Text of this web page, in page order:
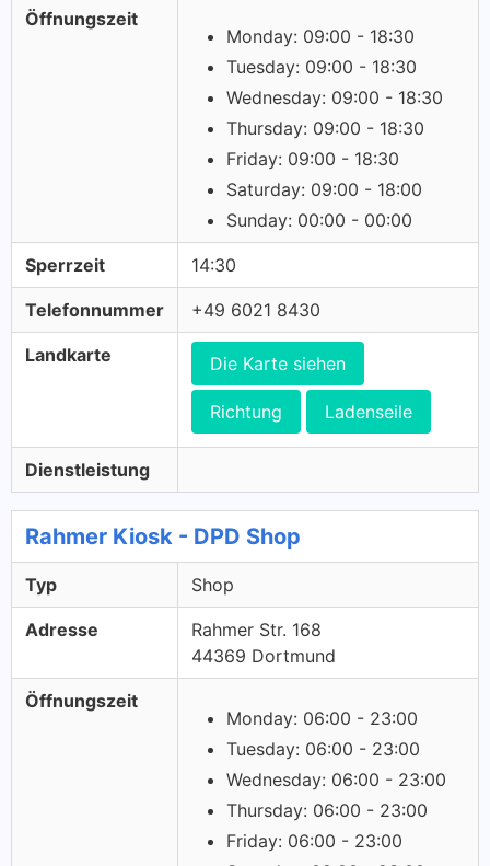
Öffnungszeit
Monday: 09:00 - 18:30
Tuesday: 09:00 - 18:30
Wednesday: 09:00 - 18:30
Thursday: 09:00 - 18:30
Friday: 09:00 - 18:30
Saturday: 09:00 - 18:00
Sunday: 00:00 - 00:00
Sperrzeit 14:30
Telefonnummer +49 6021 8430
Landkarte Die Karte siehen
Richtung Ladenseile
Dienstleistung
Rahmer Kiosk - DPD Shop
Typ Shop
Adresse
Rahmer Str. 168
44369 Dortmund
Öffnungszeit
Monday: 06:00 - 23:00
Tuesday: 06:00 - 23:00
Wednesday: 06:00 - 23:00
Thursday: 06:00 - 23:00
Friday: 06:00 - 23:00